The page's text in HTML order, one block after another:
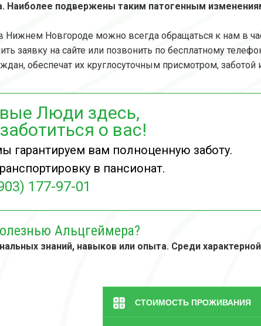
СТОИМОСТЬ ПРОЖИВАНИЯ
Наиболее подвержены таким патогенным
Нижнем Новгороде можно всегда обращаться к нам в
на сайте или позвонить по бесплатному
обеспечат их круглосуточным присмотром, заботой
Люди здесь,
о вас!
гарантируем вам полноценную заботу.
в пансионат.
177-97-01
Альцгеймера?
знаний, навыков или опыта. Среди